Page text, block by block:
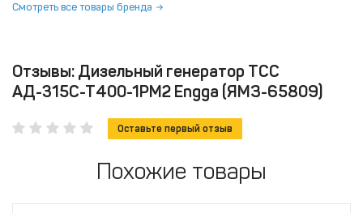
Смотреть все товары бренда
Отзывы: Дизельный генератор ТСС
АД-315С-Т400-1РМ2 Engga (ЯМЗ-65809)
Оставьте первый отзыв
Похожие товары